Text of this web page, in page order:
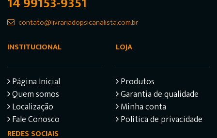
contato@livrariadopsicanalista.com.br
INSTITUCIONAL
Página Inicial
Quem somos
Localização
Fale Conosco
LOJA
Produtos
Garantia de qualidade
Minha conta
Política de privacidade
REDES SOCIAIS